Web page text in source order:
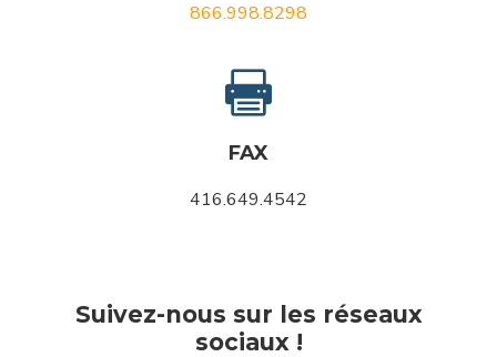
866.998.8298

FAX
416.649.4542
Suivez-nous sur les réseaux
sociaux !